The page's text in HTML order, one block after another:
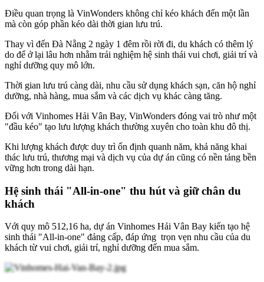
Điều quan trọng là VinWonders không chỉ kéo khách đến một lần
mà còn góp phần kéo dài thời gian lưu trú.
Thay vì đến Đà Nẵng 2 ngày 1 đêm rồi rời đi, du khách có thêm lý
do để ở lại lâu hơn nhằm trải nghiệm hệ sinh thái vui chơi, giải trí và
nghỉ dưỡng quy mô lớn.
Thời gian lưu trú càng dài, nhu cầu sử dụng khách sạn, căn hộ nghỉ
dưỡng, nhà hàng, mua sắm và các dịch vụ khác càng tăng.
Đối với Vinhomes Hải Vân Bay, VinWonders đóng vai trò như một
"đầu kéo" tạo lưu lượng khách thường xuyên cho toàn khu đô thị.
Khi lượng khách được duy trì ổn định quanh năm, khả năng khai
thác lưu trú, thương mại và dịch vụ của dự án cũng có nền tảng bền
vững hơn trong dài hạn.
Hệ sinh thái "All-in-one" thu hút và giữ chân du
khách
Với quy mô 512,16 ha, dự án Vinhomes Hải Vân Bay kiến tạo hệ
sinh thái "All-in-one" đảng cấp, đáp ứng trọn vẹn nhu cầu của du
khách từ vui chơi, giải trí, nghỉ dưỡng đến mua sắm.